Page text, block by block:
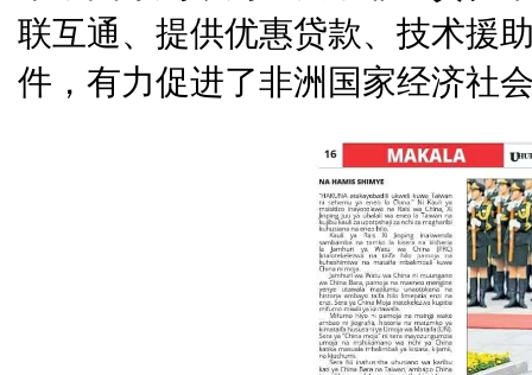
联互通、提供优惠贷款、技术援
件，有力促进了非洲国家经济社